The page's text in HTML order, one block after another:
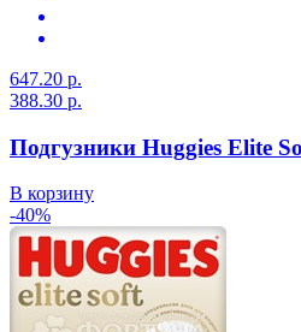
647.20 р.
388.30 р.
Подгузники Huggies Elite
В корзину
-40%